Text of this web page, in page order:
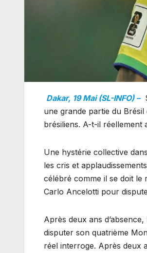
Dakar, 19 Mai (SL-INFO) –
une grande partie du
brésiliens. A-t-il réellement
Une hystérie collective
les cris et
célébré comme il se doit le
Carlo Ancelotti pour
Après deux ans
disputer son quatrième
réel interroge. Après deux